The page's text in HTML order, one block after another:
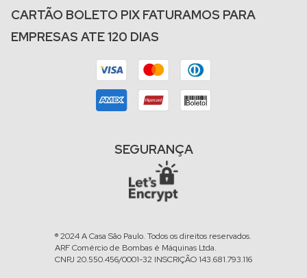
CARTÃO BOLETO PIX FATURAMOS PARA
EMPRESAS ATE 120 DIAS
SEGURANÇA
® 2024 A Casa São Paulo. Todos os direitos reservados.
ARF Comércio de Bombas é Máquinas Ltda.
CNPJ 20.550.456/0001-32 INSCRIÇÃO 143.681.793.116